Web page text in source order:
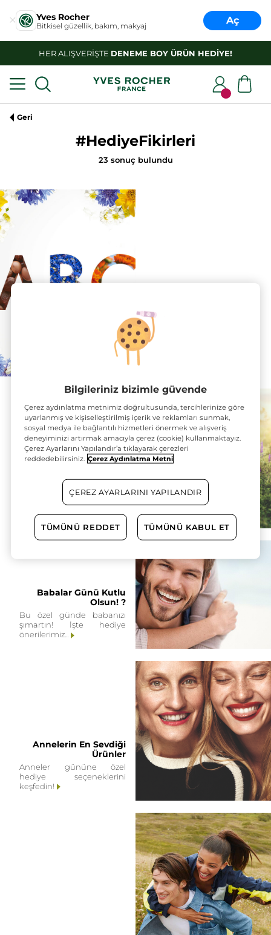
Yves Rocher
Bitkisel güzellik, bakım, makyaj Aç
HER ALIŞVERİŞTE DENEME BOY ÜRÜN HEDİYE!
Geri
#HediyeFikirleri
23 sonuç bulundu
İçerik ansiklopedisi
Ürünlerimizin içerikleri ile
Kadın Parfüm Önerileri
Ürünlerimizin içerikleri ile
ilgili bütün soru
işaretlerinizi cevaplıyoruz
Babalar Günü Kutlu
Olsun! ?
Bu özel günde babanızı
şımartın! İşte hediye
önerilerimiz...
Annelerin En Sevdiği
Ürünler
Anneler gününe özel
hediye seçeneklerini
keşfedin!
Bilgileriniz bizimle güvende
Çerez aydınlatma metnimiz doğrultusunda, tercihlerinize göre
uyarlanmış ve kişiselleştirilmiş içerik ve reklamları sunmak,
sosyal medya ile bağlantılı hizmetleri önermek ve alışveriş
deneyiminizi artırmak amacıyla çerez (cookie) kullanmaktayız.
Çerez Ayarlarını Yapılandır’a tıklayarak çerezleri
reddedebilirsiniz. Çerez Aydınlatma Metni
ÇEREZ AYARLARINI YAPILANDIR
TÜMÜNÜ REDDET TÜMÜNÜ KABUL ET